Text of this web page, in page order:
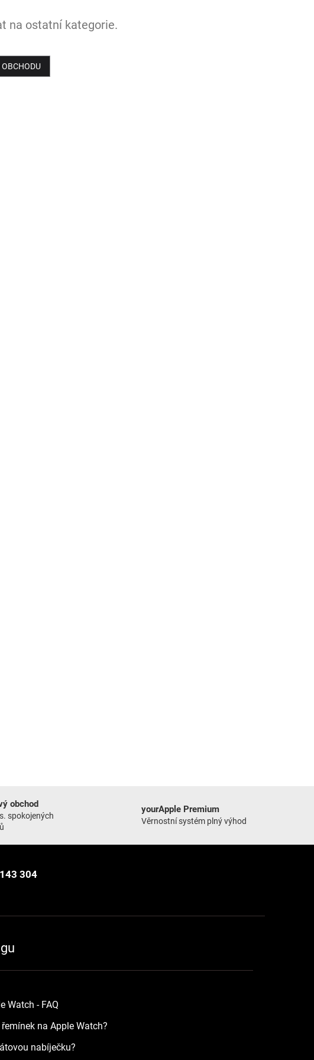
na ostatní kategorie.
obchod
spokojených
yourApple Premium
Věrnostní systém plný výhod
304
Watch - FAQ
na Apple Watch?
nabíječku?